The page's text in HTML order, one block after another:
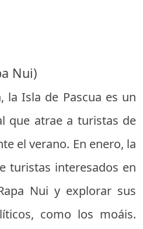
Nui)
la Isla de Pascua es un
que atrae a turistas de
el verano. En enero, la
turistas interesados en
Nui y explorar sus
como los moáis.